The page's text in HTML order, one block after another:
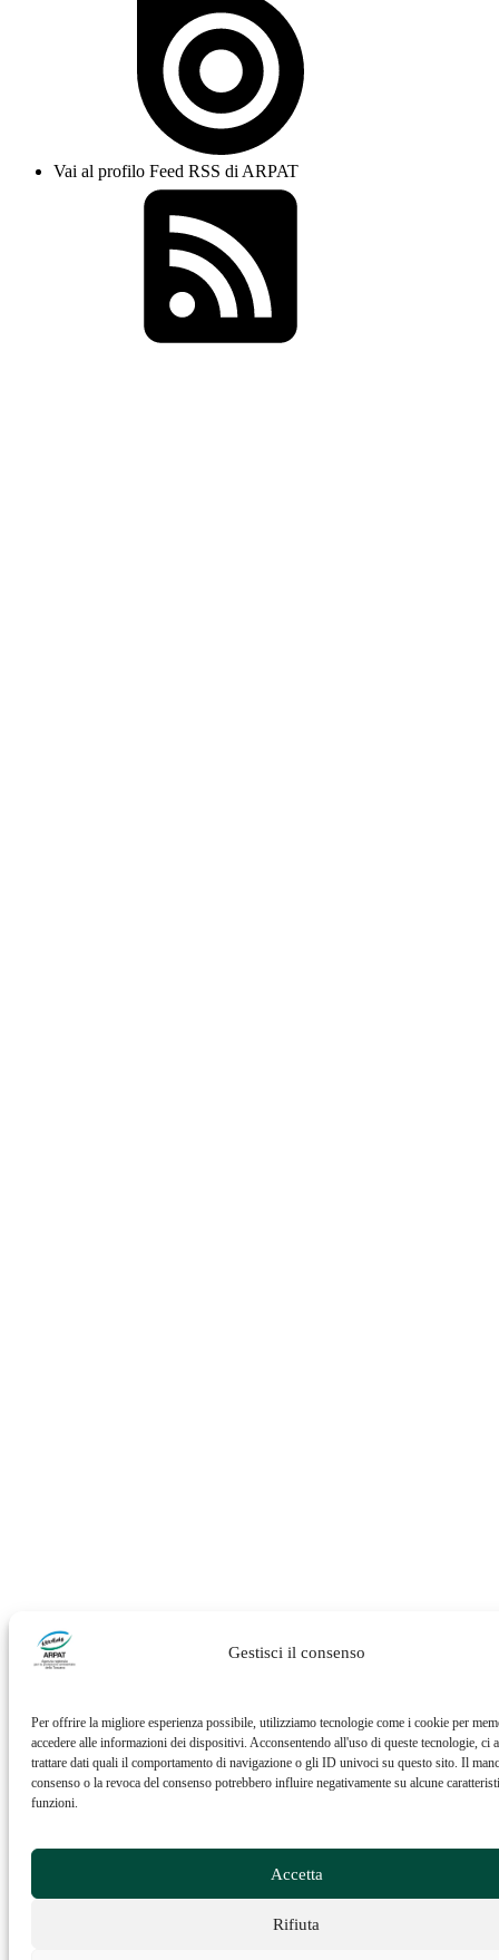
Gestisci il consenso
Per offrire la migliore esperienza possibile, utilizziamo tecnologie come i cookie per
accedere alle informazioni dei dispositivi. Acconsentendo all'uso di queste tecnologie, ci
trattare dati quali il comportamento di navigazione o gli ID univoci su questo sito. Il
consenso o la revoca del consenso potrebbero influire negativamente su alcune
funzioni.
Accetta
Rifiuta
Vai al profilo Feed RSS di ARPAT